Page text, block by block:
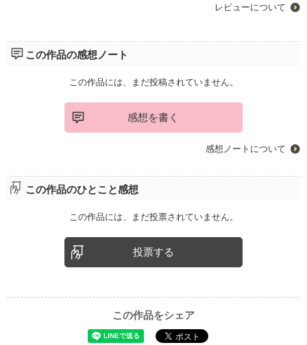
レビューについて
この作品の感想ノート
この作品には、まだ投稿されていません。
感想を書く
感想ノートについて
この作品のひとこと感想
この作品には、まだ投票されていません。
投票する
この作品をシェア